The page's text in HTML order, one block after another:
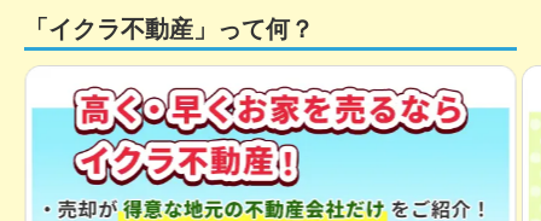
「イクラ不動産」って何？